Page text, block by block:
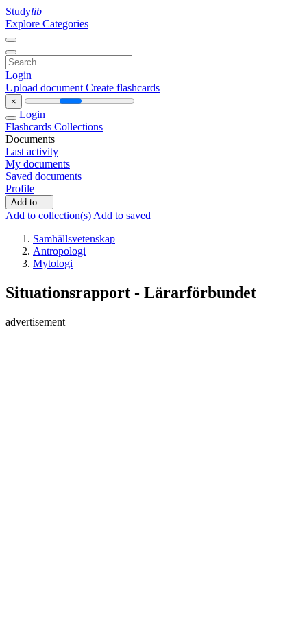
Studylib
Explore Categories
Login
Upload document Create flashcards
×
Login
Flashcards Collections
Documents
Last activity
My documents
Saved documents
Profile
Add to ...
Add to collection(s) Add to saved
Samhällsvetenskap
Antropologi
Mytologi
Situationsrapport - Lärarförbundet
advertisement